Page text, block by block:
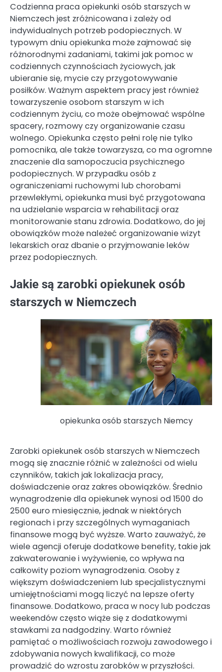
Codzienna praca opiekunki osób starszych w
Niemczech jest zróżnicowana i zależy od
indywidualnych potrzeb podopiecznych. W
typowym dniu opiekunka może zajmować się
różnorodnymi zadaniami, takimi jak pomoc w
codziennych czynnościach życiowych, jak
ubieranie się, mycie czy przygotowywanie
posiłków. Ważnym aspektem pracy jest również
towarzyszenie osobom starszym w ich
codziennym życiu, co może obejmować wspólne
spacery, rozmowy czy organizowanie czasu
wolnego. Opiekunka często pełni rolę nie tylko
pomocnika, ale także towarzysza, co ma ogromne
znaczenie dla samopoczucia psychicznego
podopiecznych. W przypadku osób z
ograniczeniami ruchowymi lub chorobami
przewlekłymi, opiekunka musi być przygotowana
na udzielanie wsparcia w rehabilitacji oraz
monitorowanie stanu zdrowia. Dodatkowo, do jej
obowiązków może należeć organizowanie wizyt
lekarskich oraz dbanie o przyjmowanie leków
przez podopiecznych.
Jakie są zarobki opiekunek osób
starszych w Niemczech
opiekunka osób starszych Niemcy
Zarobki opiekunek osób starszych w Niemczech
mogą się znacznie różnić w zależności od wielu
czynników, takich jak lokalizacja pracy,
doświadczenie oraz zakres obowiązków. Średnio
wynagrodzenie dla opiekunek wynosi od 1500 do
2500 euro miesięcznie, jednak w niektórych
regionach i przy szczególnych wymaganiach
finansowe mogą być wyższe. Warto zauważyć, że
wiele agencji oferuje dodatkowe benefity, takie jak
zakwaterowanie i wyżywienie, co wpływa na
całkowity poziom wynagrodzenia. Osoby z
większym doświadczeniem lub specjalistycznymi
umiejętnościami mogą liczyć na lepsze oferty
finansowe. Dodatkowo, praca w nocy lub podczas
weekendów często wiąże się z dodatkowymi
stawkami za nadgodziny. Warto również
pamiętać o możliwościach rozwoju zawodowego i
zdobywania nowych kwalifikacji, co może
prowadzić do wzrostu zarobków w przyszłości.